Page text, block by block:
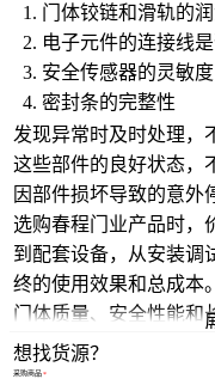
门体铰链和滑轨的
电子元件的连接线
安全传感器的灵敏度
密封条的完整性
发现异常时及时处理，
这些部件的良好状态，
因部件损坏导致的意外
选购春程门业产品时，
到配套设备，从安装调
终的使用效果和总成本
门体质量、安全性能和
想找货源？
采购商品